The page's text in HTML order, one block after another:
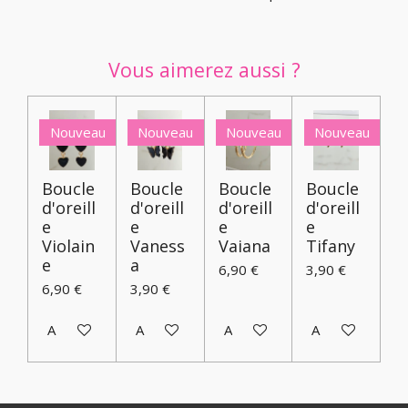
Vous aimerez aussi ?
Nouveau
Boucle
d'oreill
e
Violain
e
6,90 €
Ajouter au panier
Nouveau
Boucle
d'oreill
e
Vaness
a
3,90 €
Ajouter au panier
Nouveau
Boucle
d'oreill
e
Vaiana
6,90 €
Ajouter au panier
Nouveau
Boucle
d'oreill
e
Tifany
3,90 €
Ajouter au